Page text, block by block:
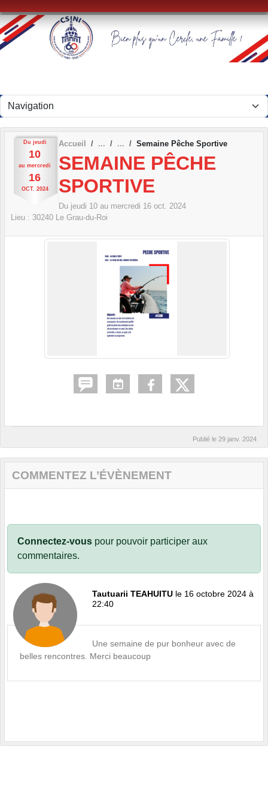
Du jeudi
10
au mercredi
16
OCT. 2024
Accueil Semaine Pêche Sportive
SEMAINE PÊCHE
SPORTIVE
Du jeudi 10 au mercredi 16 oct. 2024
Lieu : 30240 Le Grau-du-Roi
Publié le 29 janv. 2024
COMMENTEZ L’ÉVÈNEMENT
Connectez-vous pour pouvoir participer aux
commentaires.
Tautuarii TEAHUITU le 16 octobre 2024 à
22:40
Une semaine de pur bonheur avec de
belles rencontres. Merci beaucoup